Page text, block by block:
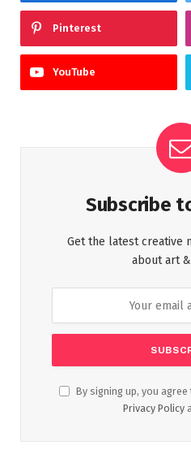
Pinterest
YouTube
Subscribe
Get the latest creative
about art
By signing up, you
Privacy Policy